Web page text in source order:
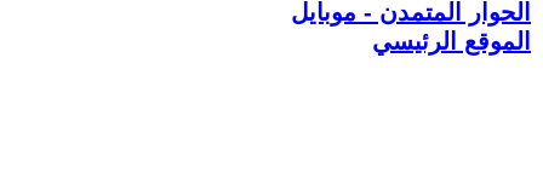
الحوار المتمدن - موبايل
الموقع الرئيسي